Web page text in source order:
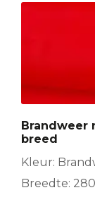
Brandweer
breed
Kleur:
Breedte: